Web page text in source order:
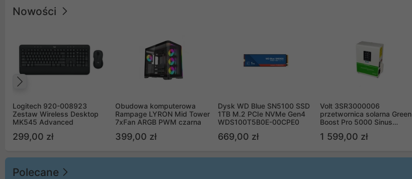
Nowości
Logitech 920-008923
Zestaw Wireless Desktop
MK545 Advanced
299,00 zł
Obudowa komputerowa
Rampage LYRON Mid Tower
7xFan ARGB PWM czarna
399,00 zł
Dysk WD Blue SN5100 SSD
1TB M.2 PCIe NVMe Gen4
WDS100T5B0E-00CPE0
669,00 zł
Volt 3SR3000006
przetwornica solarna Green
Boost Pro 5000 Sinus
1 599,00 zł
Polecane